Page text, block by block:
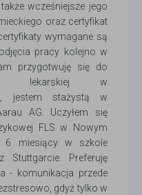
wcześniejsze jego
oraz certyfikat
wymagane są
pracy kolejno w
przygotwuję się do
lekarskiej w
jestem stażystą w
AG. Uczyłem się
FLS w Nowym
6 miesiący w szkole
Stuttgarcie. Preferuję
- komunikacja przede
gdyż tylko w